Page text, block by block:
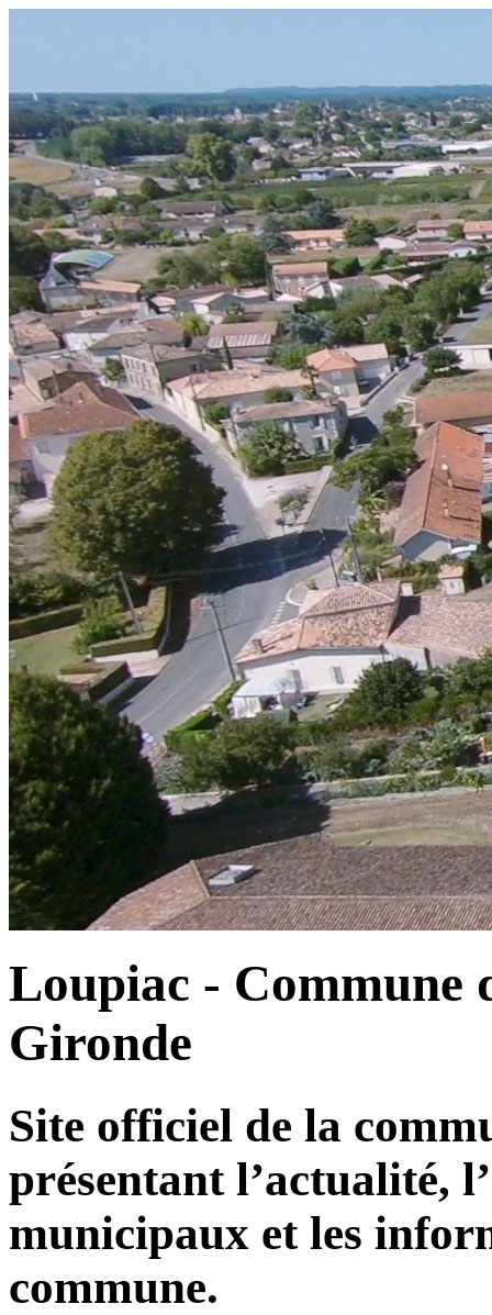
Loupiac - Commune
Gironde
Site officiel de la
présentant l’actualité,
municipaux et les
commune.